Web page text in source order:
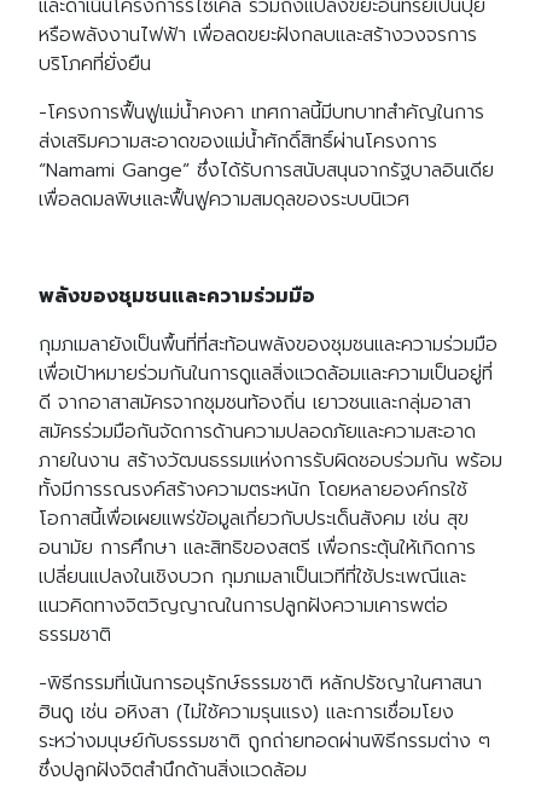
และดำเนินโครงการรีไซเคิล รวมถึงแปลงขยะอินทรีย์เป็นปุ๋ย
หรือพลังงานไฟฟ้า เพื่อลดขยะฝังกลบและสร้างวงจรการ
บริโภคที่ยั่งยืน
-โครงการฟื้นฟูแม่น้ำคงคา เทศกาลนี้มีบทบาทสำคัญในการ
ส่งเสริมความสะอาดของแม่น้ำศักดิ์สิทธิ์ผ่านโครงการ
“Namami Gange” ซึ่งได้รับการสนับสนุนจากรัฐบาลอินเดีย
เพื่อลดมลพิษและฟื้นฟูความสมดุลของระบบนิเวศ
พลังของชุมชนและความร่วมมือ
กุมภเมลายังเป็นพื้นที่ที่สะท้อนพลังของชุมชนและความร่วมมือ
เพื่อเป้าหมายร่วมกันในการดูแลสิ่งแวดล้อมและความเป็นอยู่ที่
ดี จากอาสาสมัครจากชุมชนท้องถิ่น เยาวชนและกลุ่มอาสา
สมัครร่วมมือกันจัดการด้านความปลอดภัยและความสะอาด
ภายในงาน สร้างวัฒนธรรมแห่งการรับผิดชอบร่วมกัน พร้อม
ทั้งมีการรณรงค์สร้างความตระหนัก โดยหลายองค์กรใช้
โอกาสนี้เพื่อเผยแพร่ข้อมูลเกี่ยวกับประเด็นสังคม เช่น สุข
อนามัย การศึกษา และสิทธิของสตรี เพื่อกระตุ้นให้เกิดการ
เปลี่ยนแปลงในเชิงบวก กุมภเมลาเป็นเวทีที่ใช้ประเพณีและ
แนวคิดทางจิตวิญญาณในการปลูกฝังความเคารพต่อ
ธรรมชาติ
-พิธีกรรมที่เน้นการอนุรักษ์ธรรมชาติ หลักปรัชญาในศาสนา
ฮินดู เช่น อหิงสา (ไม่ใช้ความรุนแรง) และการเชื่อมโยง
ระหว่างมนุษย์กับธรรมชาติ ถูกถ่ายทอดผ่านพิธีกรรมต่าง ๆ
ซึ่งปลูกฝังจิตสำนึกด้านสิ่งแวดล้อม